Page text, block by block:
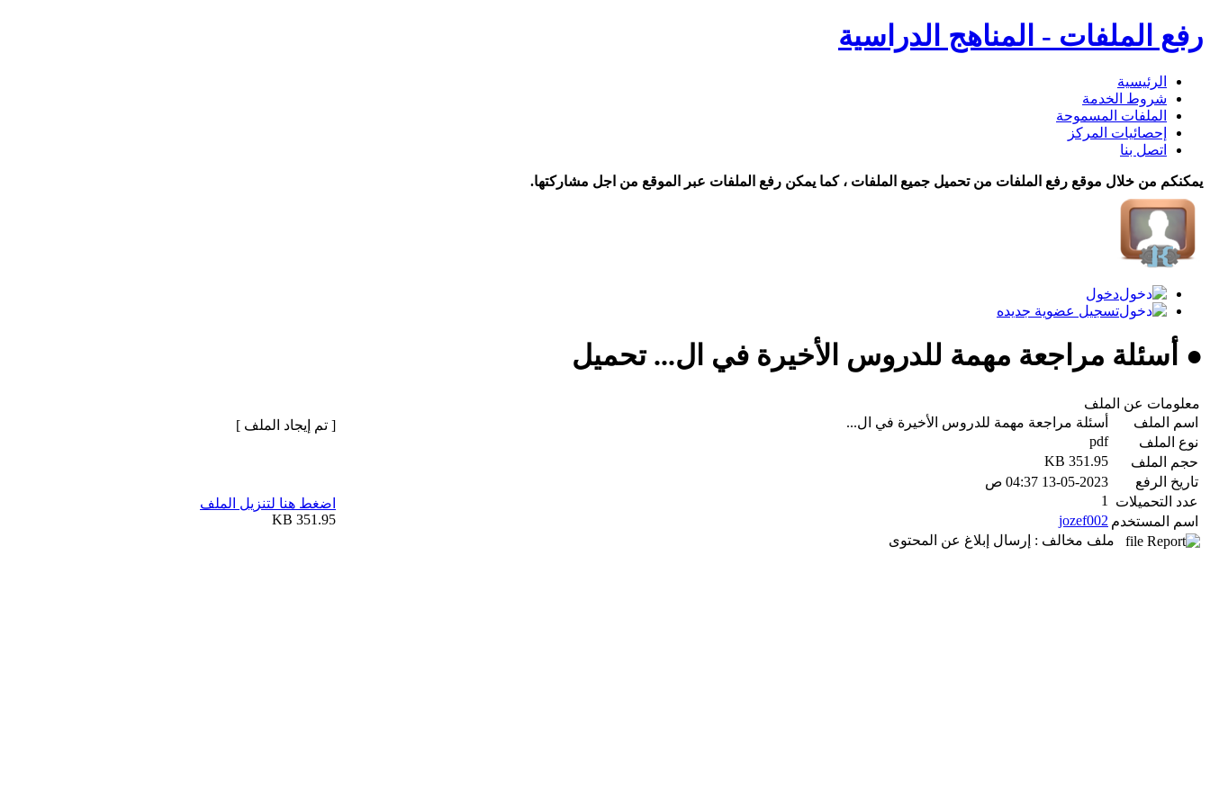
رفع الملفات - المناهج الدراسية
الرئيسية
شروط الخدمة
الملفات المسموحة
إحصائيات المركز
اتصل بنا
يمكنكم من خلال موقع رفع الملفات من تحميل جميع الملفات ، كما يمكن رفع الملفات عبر الموقع من اجل مشاركتها.
دخول
تسجيل عضوية جديده
● أسئلة مراجعة مهمة للدروس الأخيرة في ال... تحميل
معلومات عن الملف
اسم الملف
أسئلة مراجعة مهمة للدروس الأخيرة في ال...
نوع الملف
pdf
حجم الملف
351.95 KB
تاريخ الرفع
13-05-2023 04:37 ص
عدد التحميلات
1
اسم المستخدم jozef002
ملف مخالف : إرسال إبلاغ عن المحتوى
[ تم إيجاد الملف ]
اضغط هنا لتنزيل الملف
351.95 KB